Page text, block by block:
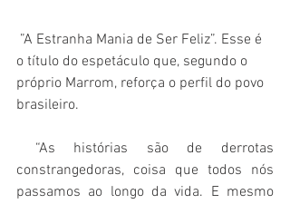
o título do espetáculo que, segundo o
próprio Marrom, reforça o perfil do povo
brasileiro.
constrangedoras, coisa que todos nós
passamos ao longo da vida. E mesmo